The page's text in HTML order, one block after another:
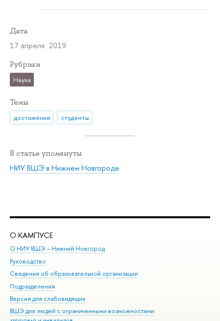
Дата
17 апреля 2019
Рубрики
Наука
Темы
достижения студенты
В статье упомянуты
НИУ ВШЭ в Нижнем Новгороде
О КАМПУСЕ
О НИУ ВШЭ – Нижний Новгород
Руководство
Сведения об образовательной организации
Подразделения
Версия для слабовидящих
ВШЭ для людей с ограниченными возможностями